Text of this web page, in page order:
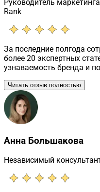
Руководитель
Rank
За последние полгода
более 20 экспертных
узнаваемость бренда и
Читать отзыв полностью
Анна Большакова
Независимый